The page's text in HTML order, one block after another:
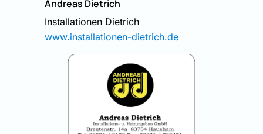
Andreas Dietrich
Installationen Dietrich
www.installationen-dietrich.de